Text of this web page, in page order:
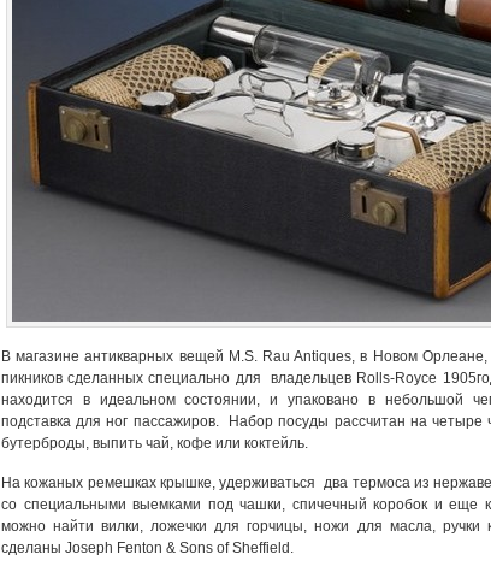
В магазине антикварных вещей M.S. Rau Antiques, в Новом
пикников сделанных специально для владельцев Rolls-Royce
находится в идеальном состоянии, и упаковано в небольшой
подставка для ног пассажиров. Набор посуды рассчитан на четыре
бутерброды, выпить чай, кофе или коктейль.
На кожаных ремешках крышке, удерживаться два термоса из
со специальными выемками под чашки, спичечный коробок и еще
можно найти вилки, ложечки для горчицы, ножи для масла, ручки
сделаны Joseph Fenton & Sons of Sheffield.